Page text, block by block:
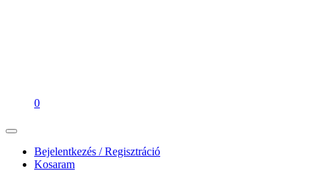
0
Bejelentkezés / Regisztráció
Kosaram